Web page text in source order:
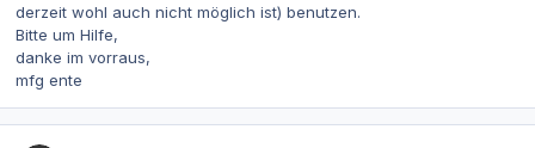
derzeit wohl auch nicht möglich ist) benutzen.
Bitte um Hilfe,
danke im vorraus,
mfg ente